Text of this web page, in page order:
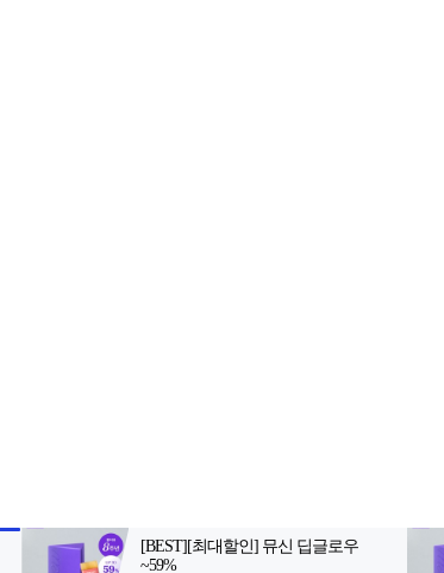
팩스: 02-398-8129 사업자등록번호: 102-81-32883
등록일자: 2022.06.03